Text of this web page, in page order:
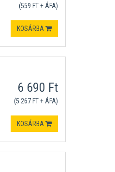
(559 FT + ÁFA)
KOSÁRBA
6 690 Ft
(5 267 FT + ÁFA)
KOSÁRBA